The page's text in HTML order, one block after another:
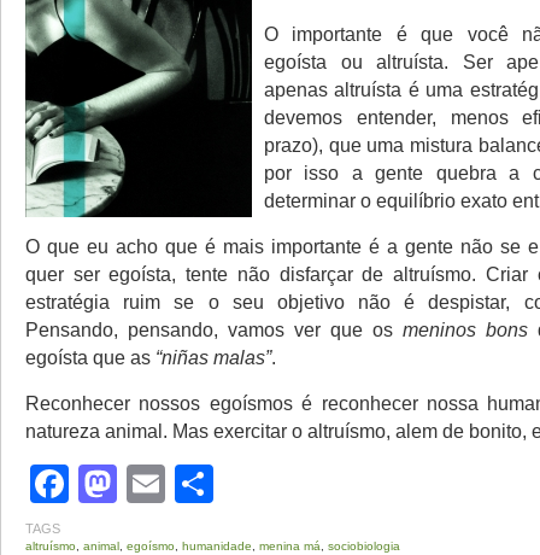
O importante é que você
egoísta ou altruísta. Ser
apenas altruísta é uma
devemos entender, menos
prazo), que uma mistura
por isso a gente quebra a
determinar o equilíbrio exato
O que eu acho que é mais importante é a gente não se
quer ser egoísta, tente não disfarçar de altruísmo. Criar
estratégia ruim se o seu objetivo não é despistar,
Pensando, pensando, vamos ver que os meninos bons
egoísta que as “niñas malas”.
Reconhecer nossos egoísmos é reconhecer nossa
natureza animal. Mas exercitar o altruísmo, alem de bonito,
Facebook
Mastodon
Email
TAGS
altruísmo animal egoísmo humanidade menina má sociobiologia